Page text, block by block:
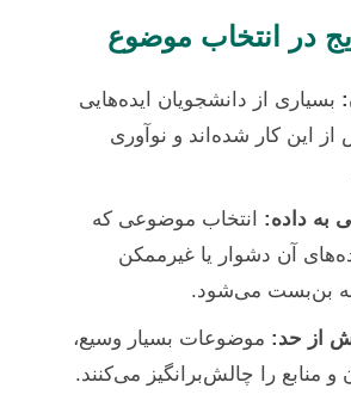
در انتخاب موضوع
از دانشجویان ایده‌هایی
این کار شده‌اند و نوآوری
داده:انتخاب موضوعی که
آن دشوار یا غیرممکن
بن‌بست می‌شود.
حد:موضوعات بسیار وسیع،
را چالش‌برانگیز می‌کنند.